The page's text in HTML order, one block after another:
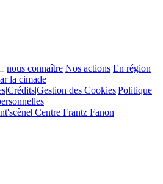
nous connaître Nos actions En région
la cimade
|Crédits|Gestion des Cookies|Politique
| Centre Frantz Fanon